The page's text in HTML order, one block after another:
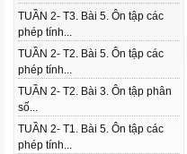
TUẦN 2- T3. Bài 5. Ôn tập các
phép tính...
TUẦN 2- T2. Bài 5. Ôn tập các
phép tính...
TUẦN 2- T2. Bài 3. Ôn tập phân
số...
TUẦN 2- T1. Bài 5. Ôn tập các
phép tính...